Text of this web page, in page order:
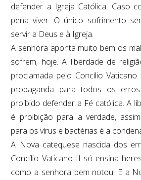
defender a Igreja Católica. Caso
pena viver. O único sofrimento
servir a Deus e à Igreja.
A senhora aponta muito bem os
sofrem, hoje. A liberdade de
proclamada pelo Concílio
propaganda para todos os
proibido defender a Fé católica. A
é proibição para a verdade,
para os vírus e bactérias é a
A Nova catequese nascida dos
Concílio Vaticano II só ensina
como a senhora bem notou. E a